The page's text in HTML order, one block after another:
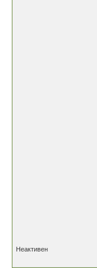
Неактивен